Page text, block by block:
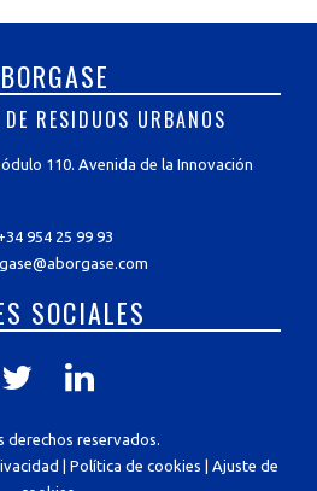
RESIDUOS URBANOS
110. Avenida de la Innovación
954 25 99 93
SOCIALES
derechos reservados.
| Política de cookies | Ajuste de